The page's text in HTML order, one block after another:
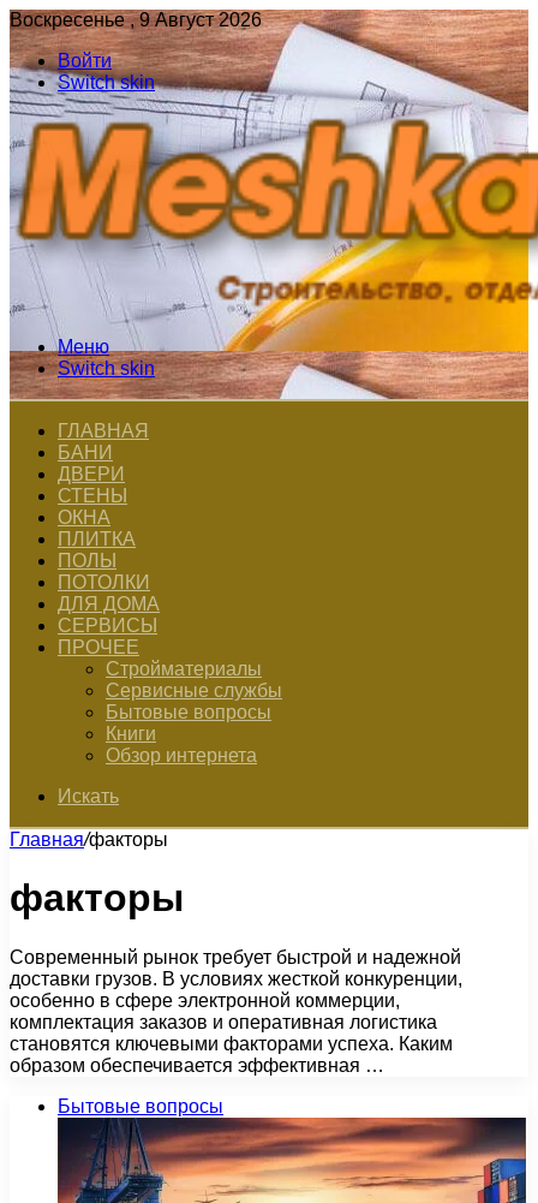
Воскресенье , 9 Август 2026
Войти
Switch skin
Меню
Switch skin
ГЛАВНАЯ
БАНИ
ДВЕРИ
СТЕНЫ
ОКНА
ПЛИТКА
ПОЛЫ
ПОТОЛКИ
ДЛЯ ДОМА
СЕРВИСЫ
ПРОЧЕЕ
Стройматериалы
Сервисные службы
Бытовые вопросы
Книги
Обзор интернета
Искать
Главная/факторы
факторы
Современный рынок требует быстрой и надежной
доставки грузов. В условиях жесткой конкуренции,
особенно в сфере электронной коммерции,
комплектация заказов и оперативная логистика
становятся ключевыми факторами успеха. Каким
образом обеспечивается эффективная …
Бытовые вопросы